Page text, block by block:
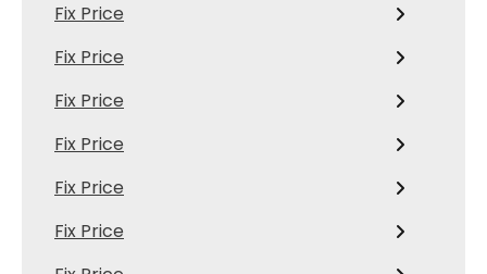
Fix Price
Fix Price
Fix Price
Fix Price
Fix Price
Fix Price